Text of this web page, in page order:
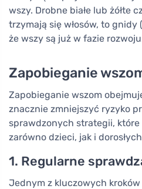
wszy. Drobne białe lub żółte
trzymają się włosów, to gnidy
że wszy są już w fazie
Zapobieganie
Zapobieganie wszom
znacznie zmniejszyć ryzyko
sprawdzonych strategii,
zarówno dzieci, jak i
1. Regularne
Jednym z kluczowych